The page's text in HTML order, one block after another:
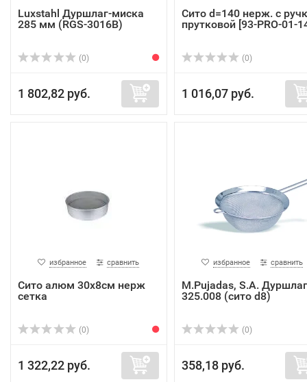
Luxstahl Дуршлаг-миска
285 мм (RGS-3016B)
(0)
1 802,82 руб.
Сито d=140 нерж. с
прутковой [93-PRO-01-
(0)
1 016,07 руб.
избранное сравнить
Сито алюм 30х8см нерж
сетка
(0)
1 322,22 руб.
избранное сравнить
M.Pujadas, S.A. Дуршлаг
325.008 (сито d8)
(0)
358,18 руб.